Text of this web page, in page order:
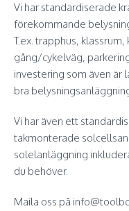
Vi har standardiserade
förekommande
T.ex. trapphus,
gång/cykelväg,
investering som även är
bra
Vi har även ett
takmonterade
solelanläggning
du behöver.
Maila oss på